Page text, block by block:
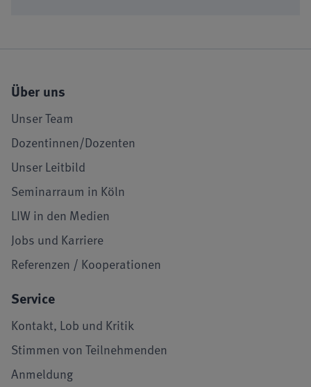
Über uns
Unser Team
Dozentinnen/Dozenten
Unser Leitbild
Seminarraum in Köln
LIW in den Medien
Jobs und Karriere
Referenzen / Kooperationen
Service
Kontakt, Lob und Kritik
Stimmen von Teilnehmenden
Anmeldung